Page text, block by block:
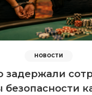
НОВОСТИ
задержали
безопасности